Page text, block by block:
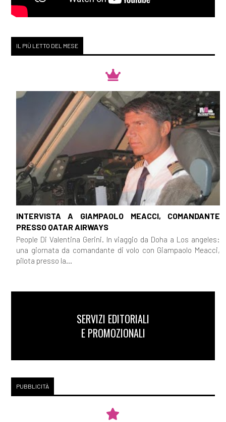
IL PIÙ LETTO DEL MESE
INTERVISTA A GIAMPAOLO MEACCI, COMANDANTE
PRESSO QATAR AIRWAYS
People Di Valentina Gerini. In viaggio da Doha a Los angeles:
una giornata da comandante di volo con Giampaolo Meacci,
pilota presso la...
SERVIZI EDITORIALI
E PROMOZIONALI
PUBBLICITÀ